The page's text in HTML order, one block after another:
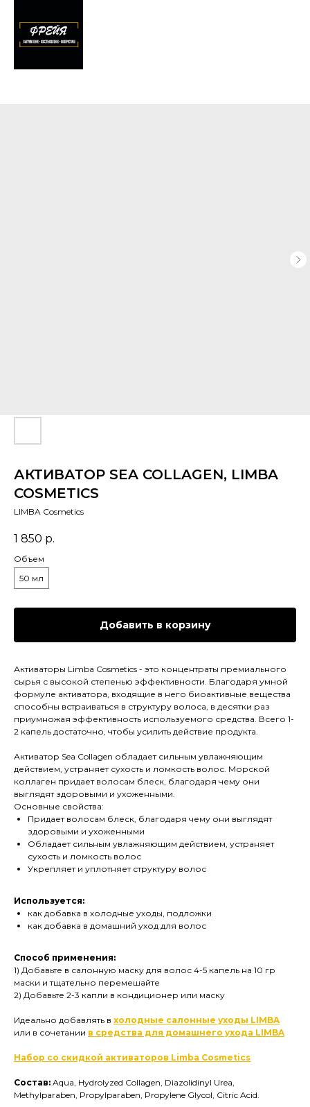
АКТИВАТОР SEA COLLAGEN, LIMBA
COSMETICS
LIMBA Cosmetics
1 850 р.
Объем
50 мл
Добавить в корзину
Активаторы Limba Cosmetics - это концентраты премиального
сырья с высокой степенью эффективности. Благодаря умной
формуле активатора, входящие в него биоактивные вещества
способны встраиваться в структуру волоса, в десятки раз
приумножая эффективность используемого средства. Всего 1-
2 капель достаточно, чтобы усилить действие продукта.
Активатор Sea Collagen обладает сильным увлажняющим
действием, устраняет сухость и ломкость волос. Морской
коллаген придает волосам блеск, благодаря чему они
выглядят здоровыми и ухоженными.
Основные свойства:
Придает волосам блеск, благодаря чему они выглядят
здоровыми и ухоженными
Обладает сильным увлажняющим действием, устраняет
сухость и ломкость волос
Укрепляет и уплотняет структуру волос
Используется:
как добавка в холодные уходы, подложки
как добавка в домашний уход для волос
Способ применения:
1) Добавьте в салонную маску для волос 4-5 капель на 10 гр
маски и тщательно перемешайте
2) Добавьте 2-3 капли в кондиционер или маску
Идеально добавлять в холодные салонные уходы LIMBA
или в сочетании в средства для домашнего ухода LIMBA
Набор со скидкой активаторов Limba Cosmetics
Состав: Aqua, Hydrolyzed Collagen, Diazolidinyl Urea,
Methylparaben, Propylparaben, Propylene Glycol, Citric Acid.